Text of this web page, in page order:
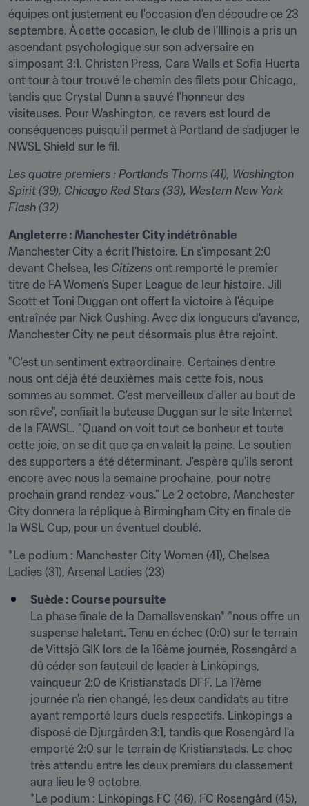
équipes ont justement eu l'occasion d'en découdre ce 23
septembre. À cette occasion, le club de l'Illinois a pris un
ascendant psychologique sur son adversaire en
s'imposant 3:1. Christen Press, Cara Walls et Sofia Huerta
ont tour à tour trouvé le chemin des filets pour Chicago,
tandis que Crystal Dunn a sauvé l'honneur des
visiteuses. Pour Washington, ce revers est lourd de
conséquences puisqu'il permet à Portland de s'adjuger le
NWSL Shield sur le fil.
Les quatre premiers : Portlands Thorns (41), Washington
Spirit (39), Chicago Red Stars (33), Western New York
Flash (32)
Angleterre : Manchester City indétrônable
Manchester City a écrit l'histoire. En s'imposant 2:0
devant Chelsea, les Citizens ont remporté le premier
titre de FA Women’s Super League de leur histoire. Jill
Scott et Toni Duggan ont offert la victoire à l'équipe
entraînée par Nick Cushing. Avec dix longueurs d'avance,
Manchester City ne peut désormais plus être rejoint.
"C'est un sentiment extraordinaire. Certaines d'entre
nous ont déjà été deuxièmes mais cette fois, nous
sommes au sommet. C'est merveilleux d'aller au bout de
son rêve", confiait la buteuse Duggan sur le site Internet
de la FAWSL. "Quand on voit tout ce bonheur et toute
cette joie, on se dit que ça en valait la peine. Le soutien
des supporters a été déterminant. J'espère qu'ils seront
encore avec nous la semaine prochaine, pour notre
prochain grand rendez-vous." Le 2 octobre, Manchester
City donnera la réplique à Birmingham City en finale de
la WSL Cup, pour un éventuel doublé.
*Le podium : Manchester City Women (41), Chelsea
Ladies (31), Arsenal Ladies (23)
Suède : Course poursuite
La phase finale de la Damallsvenskan* *nous offre un
suspense haletant. Tenu en échec (0:0) sur le terrain
de Vittsjö GIK lors de la 16ème journée, Rosengård a
dû céder son fauteuil de leader à Linköpings,
vainqueur 2:0 de Kristianstads DFF. La 17ème
journée n'a rien changé, les deux candidats au titre
ayant remporté leurs duels respectifs. Linköpings a
disposé de Djurgården 3:1, tandis que Rosengård l'a
emporté 2:0 sur le terrain de Kristianstads. Le choc
très attendu entre les deux premiers du classement
aura lieu le 9 octobre.
*Le podium : Linköpings FC (46), FC Rosengård (45),